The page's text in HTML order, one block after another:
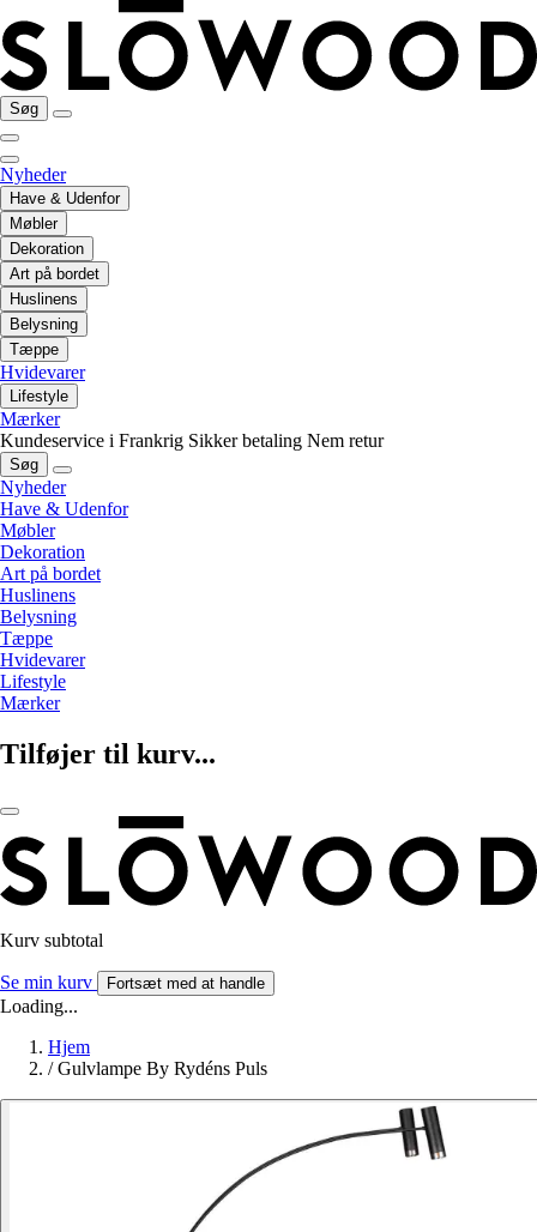
Søg
Nyheder
Have & Udenfor
Møbler
Dekoration
Art på bordet
Huslinens
Belysning
Tæppe
Hvidevarer
Lifestyle
Mærker
Kundeservice i Frankrig Sikker betaling Nem retur
Søg
Nyheder
Have & Udenfor
Møbler
Dekoration
Art på bordet
Huslinens
Belysning
Tæppe
Hvidevarer
Lifestyle
Mærker
Tilføjer til kurv...
Kurv subtotal
Se min kurv Fortsæt med at handle
Loading...
Hjem
/ Gulvlampe By Rydéns Puls